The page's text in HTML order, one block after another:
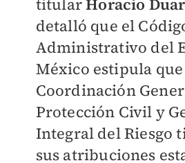
titularHoracio
detalló que el
Administrativo del
México estipula
Coordinación
Protección Civil y
Integral del Riesgo
sus atribuciones